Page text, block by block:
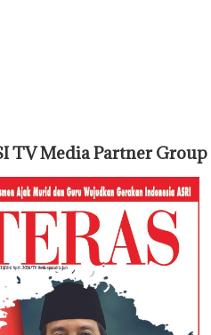
TV Media Partner Group